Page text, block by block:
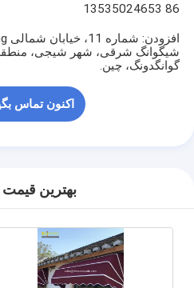
86 13535024653
شیگوانگ شرقی، شهر شیجی، منطقه
گوانگدونگ، چین.
اکنون تماس
بهترين قيمت